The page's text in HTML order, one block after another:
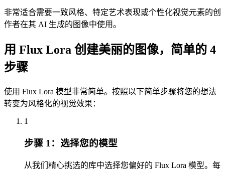
非常适合需要一致风格、特定艺术表现或个性化视觉元素的创
作者在其 AI 生成的图像中使用。
用 Flux Lora 创建美丽的图像，简单的 4
步骤
使用 Flux Lora 模型非常简单。按照以下简单步骤将您的想法
转变为风格化的视觉效果：
1
步骤 1：选择您的模型
从我们精心挑选的库中选择您偏好的 Flux Lora 模型。每